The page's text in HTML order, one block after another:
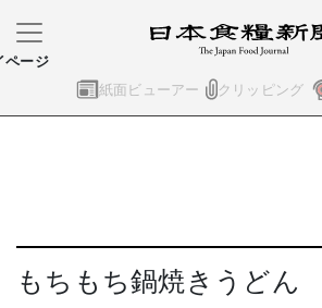
紙面ビューアー クリッピング
ページ
もちもち鍋焼きうどん